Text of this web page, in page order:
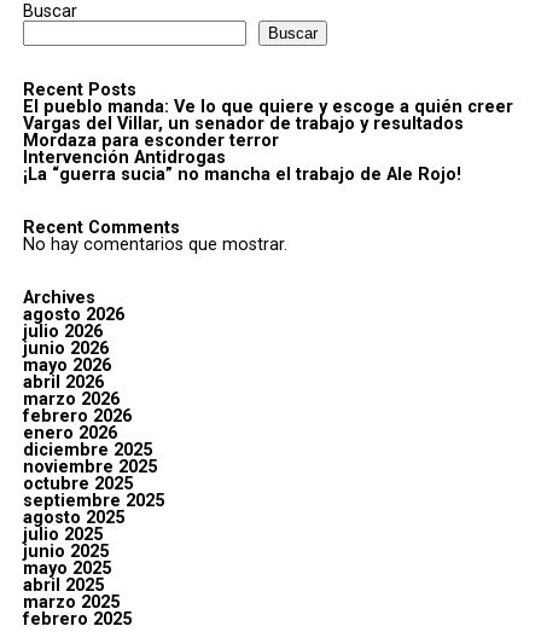
Buscar
Buscar
Recent Posts
El pueblo manda: Ve lo que quiere y escoge a quién creer
Vargas del Villar, un senador de trabajo y resultados
Mordaza para esconder terror
Intervención Antidrogas
¡La “guerra sucia” no mancha el trabajo de Ale Rojo!
Recent Comments
No hay comentarios que mostrar.
Archives
agosto 2026
julio 2026
junio 2026
mayo 2026
abril 2026
marzo 2026
febrero 2026
enero 2026
diciembre 2025
noviembre 2025
octubre 2025
septiembre 2025
agosto 2025
julio 2025
junio 2025
mayo 2025
abril 2025
marzo 2025
febrero 2025